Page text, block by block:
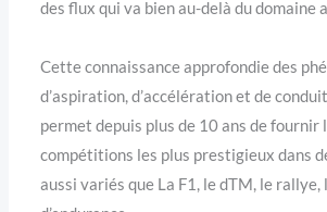
des flux qui va bien au-delà du domaine
Cette connaissance approfondie des
d’aspiration, d’accélération et de
permet depuis plus de 10 ans de fournir
compétitions les plus prestigieux dans
aussi variés que La F1, le dTM, le rallye,